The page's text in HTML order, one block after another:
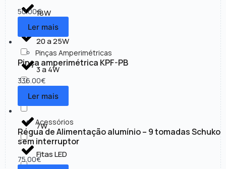
18W
20 a 25W
3 a 4W
30 a 50W
7W
Fitas LED
50.00€
Ler mais
Pinças Amperimétricas
Pinça amperimétrica KPF-PB
336.00€
Ler mais
Acessórios
Régua de Alimentação alumínio – 9 tomadas Schuko
sem interruptor
75.00€